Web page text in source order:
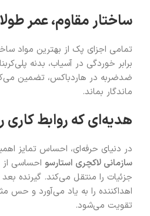
ساختار مقاوم، عمر
تمامی اجزای پک از بهترین مواد
برابر خوردگی در آسیاب، بدنه
ضدضربه در هاردباکس، تضمین
ماندگار بماند.
هدیه‌ای که روابط کاری
در دنیای حرفه‌ای، احساس تمایز
سازمانی لاکچری استارسو احساسی از
جزئیات را منتقل می‌کند. گیرنده بعد
اهداکننده را به یاد می‌آورد و حس
تقویت می‌شود.